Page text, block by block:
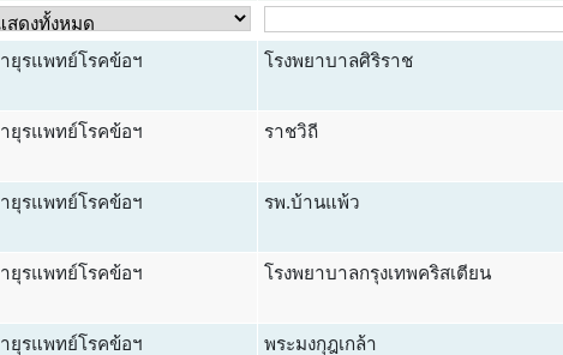
ยุรแพทย์โรคข้อฯ โรงพยาบาลศิริราช
ยุรแพทย์โรคข้อฯ ราชวิถี
ยุรแพทย์โรคข้อฯ รพ.บ้านแพ้ว
ยุรแพทย์โรคข้อฯ โรงพยาบาลกรุงเทพคริสเตียน
ยุรแพทย์โรคข้อฯ พระมงกุฎเกล้า